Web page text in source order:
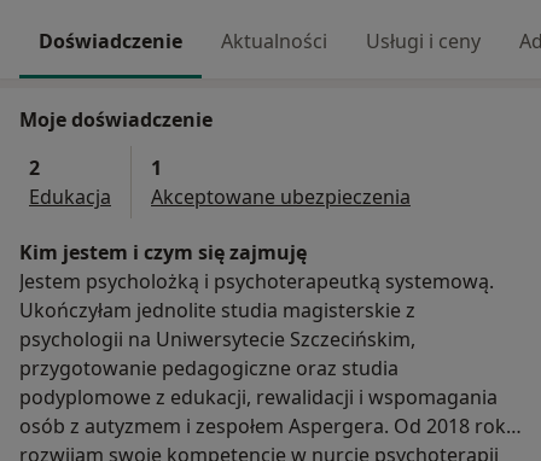
Doświadczenie Aktualności Usługi i ceny
Moje doświadczenie
2
Edukacja
1
Akceptowane ubezpieczenia
Kim jestem i czym się zajmuję
Jestem psycholożką i psychoterapeutką systemową.
Ukończyłam jednolite studia magisterskie z
psychologii na Uniwersytecie Szczecińskim,
przygotowanie pedagogiczne oraz studia
podyplomowe z edukacji, rewalidacji i wspomagania
osób z autyzmem i zespołem Aspergera. Od 2018 roku
rozwijam swoje kompetencje w nurcie psychoterapii